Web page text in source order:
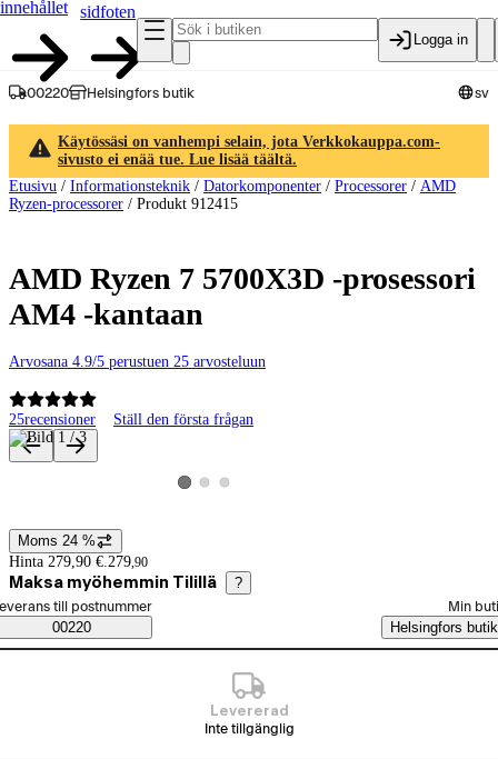
innehållet
sidfoten
Logga in
00220 Helsingfors butik sv
Käytössäsi on vanhempi selain, jota Verkkokauppa.com-
sivusto ei enää tue. Lue lisää täältä.
Etusivu / Informationsteknik / Datorkomponenter / Processorer / AMD
Ryzen-processorer / Produkt 912415
AMD Ryzen 7 5700X3D -prosessori
AM4 -kantaan
Arvosana 4.9/5 perustuen 25 arvosteluun
25recensioner Ställ den första frågan
Produktbilder och videor
Visa produktbild 1
Visa produktbild 2
Visa produktbild 3
Prisinformation
Moms 24 %
Hinta 279,90 €. 279,90
Maksa myöhemmin Tilillä ?
Saatavuustiedot
beställningssätt
till postnummer
00220
Min
Helsingfors butik
Levererad
Inte tillgänglig